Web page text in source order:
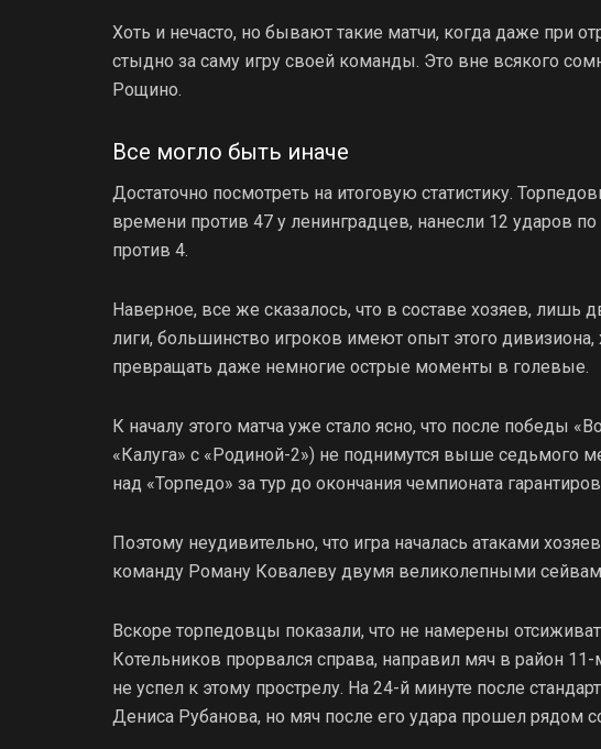
Хоть и нечасто, но бывают такие матчи, когда даже при
стыдно за саму игру своей команды. Это вне всякого
Рощино.
Все могло быть иначе
Достаточно посмотреть на итоговую статистику.
времени против 47 у ленинградцев, нанесли 12 ударов
против 4.
Наверное, все же сказалось, что в составе хозяев, лишь
лиги, большинство игроков имеют опыт этого
превращать даже немногие острые моменты в голевые.
К началу этого матча уже стало ясно, что после победы
«Калуга» с «Родиной-2») не поднимутся выше седьмого
над «Торпедо» за тур до окончания чемпионата
Поэтому неудивительно, что игра началась атаками
команду Роману Ковалеву двумя великолепными
Вскоре торпедовцы показали, что не намерены
Котельников прорвался справа, направил мяч в район
не успел к этому прострелу. На 24-й минуте после
Дениса Рубанова, но мяч после его удара прошел рядом